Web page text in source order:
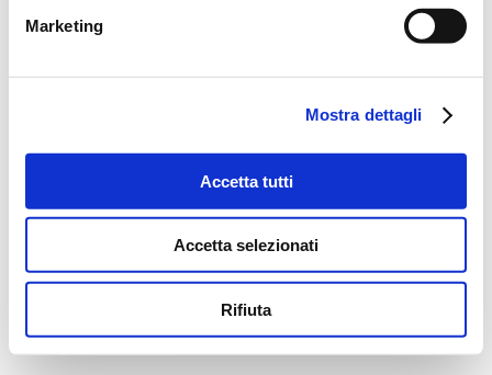
Marketing
Mostra dettagli
Accetta tutti
Accetta selezionati
Rifiuta